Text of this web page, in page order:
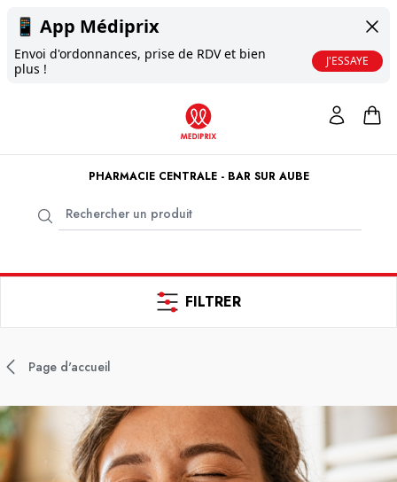
📱 App Médiprix
Envoi d'ordonnances, prise de RDV et bien
plus !
J'ESSAYE
PHARMACIE CENTRALE - BAR SUR AUBE
FILTRER
Page d'accueil